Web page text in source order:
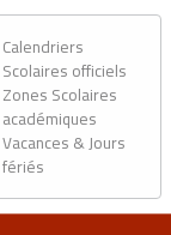
Calendriers
Scolaires officiels
Zones Scolaires
académiques
Vacances & Jours
fériés